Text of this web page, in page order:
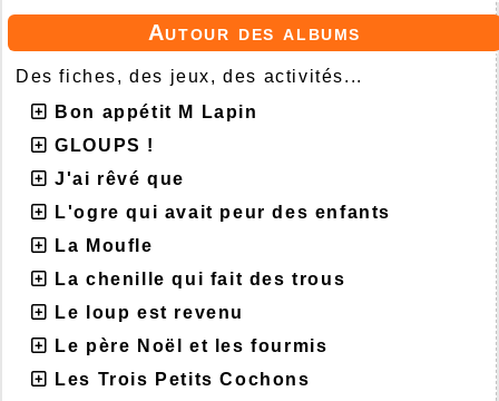
Autour des albums
Des fiches, des jeux, des activités...
Bon appétit M Lapin
GLOUPS !
J'ai rêvé que
L'ogre qui avait peur des enfants
La Moufle
La chenille qui fait des trous
Le loup est revenu
Le père Noël et les fourmis
Les Trois Petits Cochons